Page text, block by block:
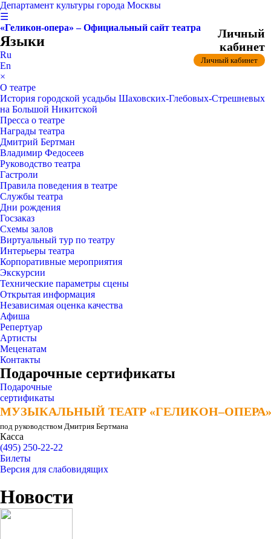
Департамент культуры города Москвы
☰
«Геликон-опера» – Официальный сайт театра
Языки
Ru
En
×
О театре
История городской усадьбы Шаховских-Глебовых-Стрешневых
на Большой Никитской
Пресса о театре
Награды театра
Дмитрий Бертман
Владимир Федосеев
Руководство театра
Гастроли
Правила поведения в театре
Службы театра
Дни рождения
Госзаказ
Схемы залов
Виртуальный тур по театру
Интерьеры театра
Корпоративные мероприятия
Экскурсии
Технические параметры сцены
Открытая информация
Независимая оценка качества
Афиша
Репертуар
Артисты
Меценатам
Контакты
Подарочные сертификаты
Подарочные
сертификаты
МУЗЫКАЛЬНЫЙ ТЕАТР «ГЕЛИКОН–ОПЕРА»
МУЗЫКАЛЬНЫЙ ТЕАТР «ГЕЛИКОН–ОПЕРА»
под руководством Дмитрия Бертмана
Касса
(495) 250-22-22
Личный
кабинет
Личный кабинет
Билеты
Версия для слабовидящих
Новости